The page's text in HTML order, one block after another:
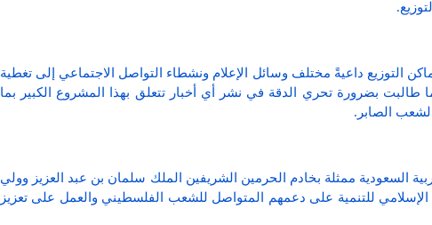
التوزيع داعيةً مختلف وسائل الإعلام ونشطاء التواصل الاجتماعي إلى تغطية
طالبت بضرورة تحري الدقة في نشر أي أخبار تتعلق بهذا المشروع الكبير بما
الصابر.
السعودية ممثلة بخادم الحرمين الشريفين الملك سلمان بن عبد العزيز وولي
الإسلامي للتنمية على دعمهم المتواصل للشعب الفلسطيني والعمل على تعزيز